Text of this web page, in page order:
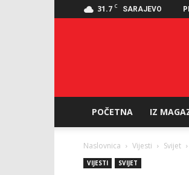
31.7 C SARAJEVO
POČETNA IZ
Naslovnica Vijesti Svijet
VIJESTI SVIJET